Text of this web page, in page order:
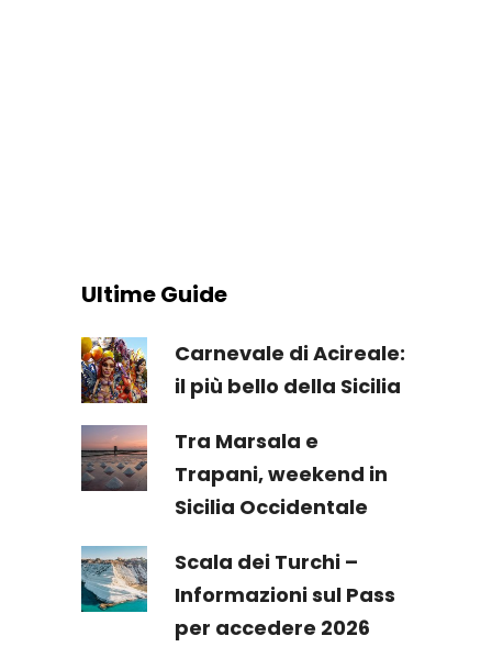
Ultime Guide
Carnevale di Acireale:
il più bello della Sicilia
Tra Marsala e
Trapani, weekend in
Sicilia Occidentale
Scala dei Turchi –
Informazioni sul Pass
per accedere 2026